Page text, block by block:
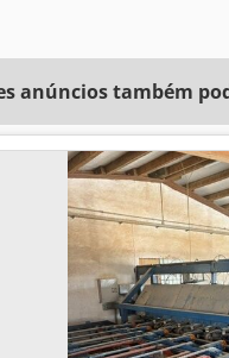
anúncios também